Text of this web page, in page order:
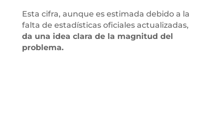
Esta cifra, aunque es estimada debido a la
falta de estadísticas oficiales actualizadas,
da una idea clara de la magnitud del
problema.